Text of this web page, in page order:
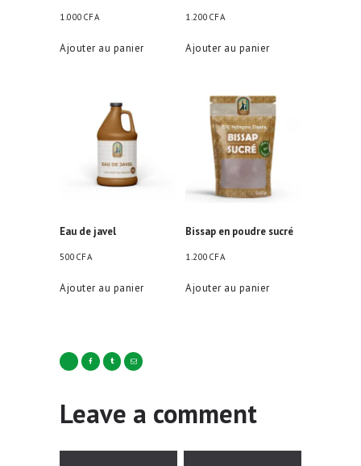
1.000 CFA
Ajouter au panier
1.200 CFA
Ajouter au panier
Eau de javel
500 CFA
Ajouter au panier
Bissap en poudre sucré
1.200 CFA
Ajouter au panier
Leave a comment